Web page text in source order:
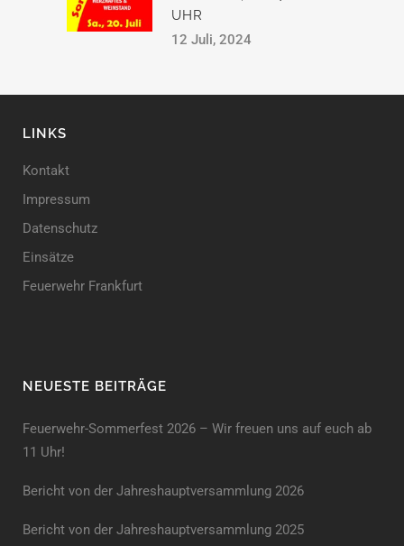
UHR
12 Juli, 2024
LINKS
Kontakt
Impressum
Datenschutz
Einsätze
Feuerwehr Frankfurt
NEUESTE BEITRÄGE
Feuerwehr-Sommerfest 2026 – Wir freuen uns auf euch ab
11 Uhr!
Bericht von der Jahreshauptversammlung 2026
Bericht von der Jahreshaupt­versammlung 2025